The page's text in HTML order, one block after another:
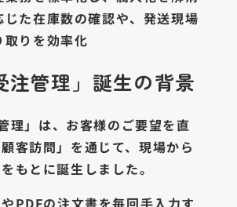
じた在庫数の確認や、発送現場
取りを効率化
注管理」誕生の背景
理」は、お客様のご要望を直
客訪問」を通じて、現場から
もとに誕生しました。
PDFの注文書を毎回手入力す